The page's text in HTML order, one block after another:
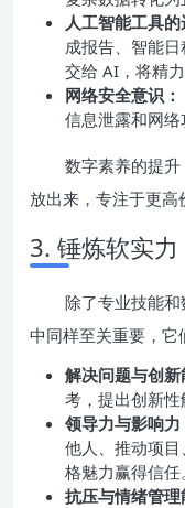
人工智能工具的
成报告、智能
交给 AI，将精
网络安全意识：
信息泄露和网络
数字素养的提
放出来，专注于更高
3. 锤炼软实
除了专业技能
中同样至关重要，它
解决问题与创新
考，提出创新性
领导力与影响力
他人、推动项
格魅力赢得信任。
抗压与情绪管理